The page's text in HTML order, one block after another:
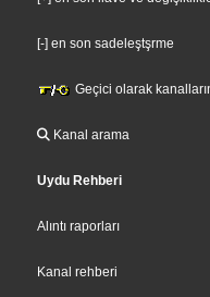
[-] en son sadeleştşrme
Geçici olarak
Kanal arama
Uydu Rehberi
Alıntı raporları
Kanal rehberi